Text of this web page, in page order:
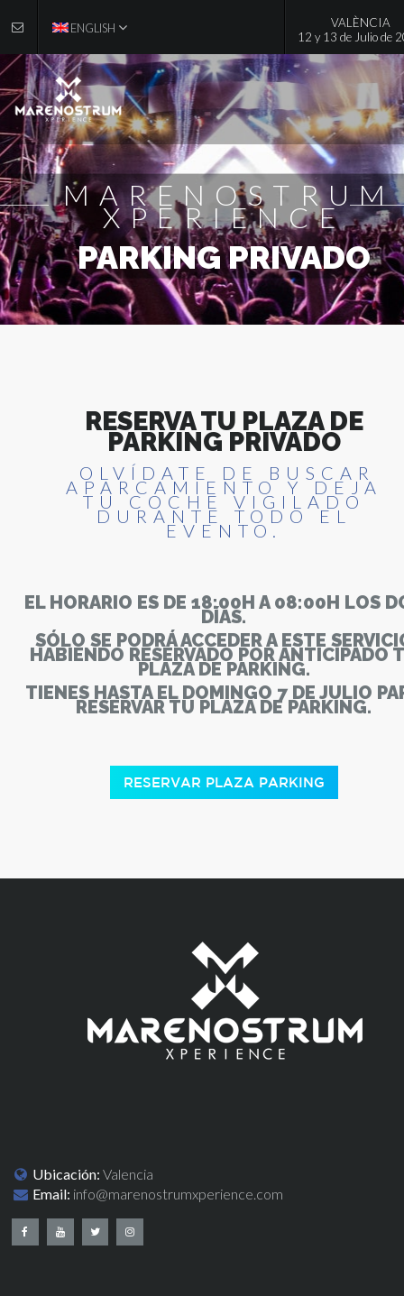
ENGLISH
VALÈNCIA
12 y 13 de Julio de
MARENOSTRUM
XPERIENCE
PARKING PRIVADO
RESERVA TU PLAZA DE
PARKING PRIVADO
OLVÍDATE DE BUSCAR
APARCAMIENTO Y DEJA
TU COCHE VIGILADO
DURANTE TODO EL
EVENTO.
EL HORARIO ES DE 18:00H A 08:00H LOS
DÍAS.
SÓLO SE PODRÁ ACCEDER A ESTE
HABIENDO RESERVADO POR ANTICIPADO
PLAZA DE PARKING.
TIENES HASTA EL DOMINGO 7 DE JULIO
RESERVAR TU PLAZA DE PARKING.
RESERVAR PLAZA PARKING
Ubicación: Valencia
Email: info@marenostrumxperience.com